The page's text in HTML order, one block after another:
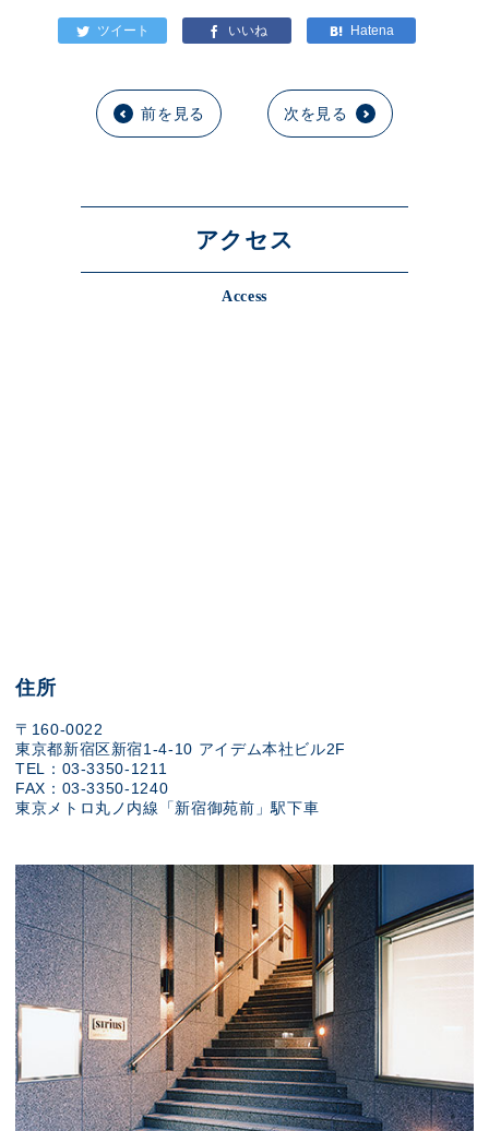
前を見る 次を見る
アクセス
Access
住所
〒160-0022
東京都新宿区新宿1-4-10 アイデム本社ビル2F
TEL：03-3350-1211
FAX：03-3350-1240
東京メトロ丸ノ内線「新宿御苑前」駅下車